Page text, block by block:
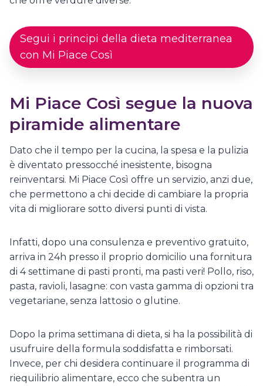
Segui i principi della dieta mediterranea
con Mi Piace Così
Mi Piace Così segue la nuova
piramide alimentare
Dato che il tempo per la cucina, la spesa e la pulizia
è diventato pressocché inesistente, bisogna
reinventarsi. Mi Piace Così offre un servizio, anzi due,
che permettono a chi decide di cambiare la propria
vita di migliorare sotto diversi punti di vista.
Infatti, dopo una consulenza e preventivo gratuito,
arriva in 24h presso il proprio domicilio una fornitura
di 4 settimane di pasti pronti, ma pasti veri! Pollo, riso,
pasta, ravioli, lasagne: con vasta gamma di opzioni tra
vegetariane, senza lattosio o glutine.
Dopo la prima settimana di dieta, si ha la possibilità di
usufruire della formula soddisfatta e rimborsati.
Invece, per chi desidera continuare il programma di
riequilibrio alimentare, ecco che subentra un